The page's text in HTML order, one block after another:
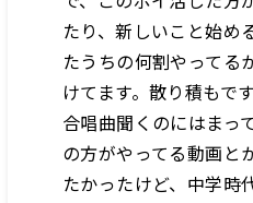
たり、新しいこと始め
たうちの何割やってる
けてます。散り積もで
合唱曲聞くのにはまっ
の方がやってる動画と
たかったけど、中学時